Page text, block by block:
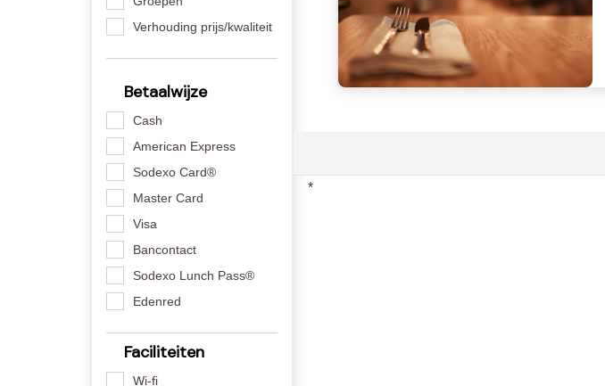
Verhouding prijs/kwaliteit
Betaalwijze
Cash
American Express
Sodexo Card®
Master Card
Visa
Bancontact
Sodexo Lunch Pass®
Edenred
Faciliteiten
Wi-fi
*